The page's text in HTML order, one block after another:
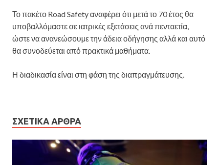
Το πακέτο Road Safety αναφέρει ότι μετά το 70 έτος θα
υποβαλλόμαστε σε ιατρικές εξετάσεις ανά πενταετία,
ώστε να ανανεώσουμε την άδεια οδήγησης αλλά και αυτό
θα συνοδεύεται από πρακτικά μαθήματα.
Η διαδικασία είναι στη φάση της διαπραγμάτευσης.
ΣΧΕΤΙΚΆ ΆΡΘΡΑ